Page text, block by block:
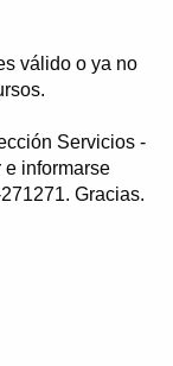
válido o ya no
Servicios -
e informarse
Gracias.